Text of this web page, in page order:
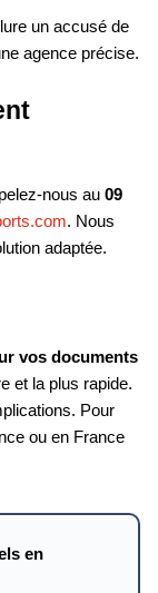
un accusé de
agence précise.
nous au 09
. Nous
adaptée.
vos documents
et la plus rapide.
Pour
ou en France
en